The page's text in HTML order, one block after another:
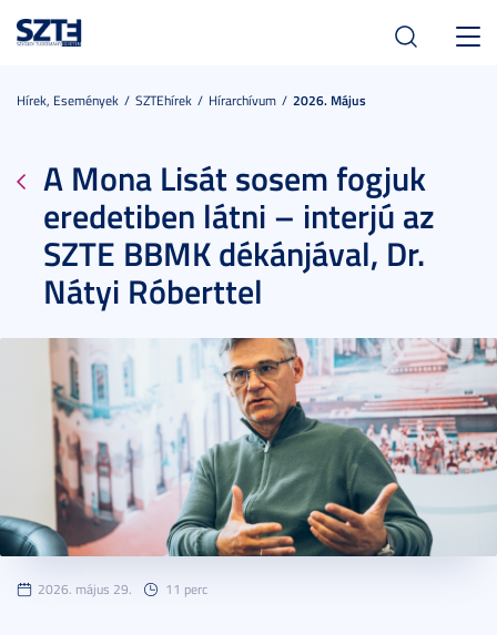
Hírek, Események SZTEhírek Hírarchívum 2026. Május
A Mona Lisát sosem fogjuk
eredetiben látni – interjú az
SZTE BBMK dékánjával, Dr.
Nátyi Róberttel
2026. május 29. 11 perc